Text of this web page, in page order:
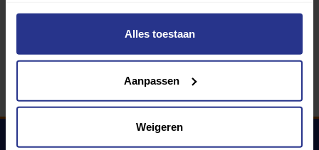
Alles toestaan
Aanpassen
Weigeren